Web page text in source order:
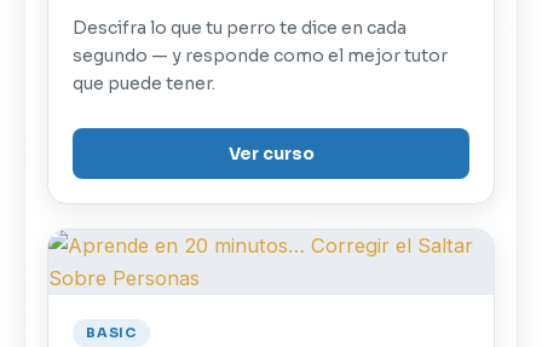
Descifra lo que tu perro te dice en cada
segundo — y responde como el mejor tutor
que puede tener.
Ver curso
BASIC